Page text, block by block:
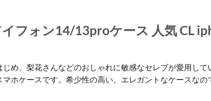
フォン14/13proケース 人気 CL
め、梨花さんなどのおしゃれに敏感なセレブが愛用し
ホケースです。希少性の高い、エレガントなケースな